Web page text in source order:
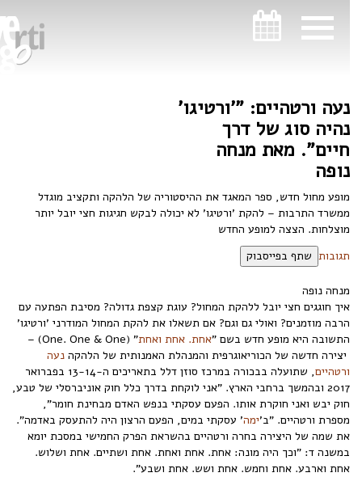
נעה ורטהיים: "'ורטיגו'
נהיה סוג של דרך
חיים". מאת מנחה
נופה
מופע מחול חדש, ספר המאגד את ההיסטוריה של הלהקה ותקציב מוגדל
ממשרד התרבות – להקת 'ורטיגו' לא יכולה לבקש חגיגות חצי יובל יותר
מוצלחות. הצצה למופע החדש
תגובות שתף בפייסבוק
מנחה נופה
איך חוגגים חצי יובל ללהקת המחול? עוגת קצפת גדולה? מסיבת הפתעה עם
הרבה מוזמנים? ואולי גם וגם? אם תשאלו את להקת המחול המודרני 'ורטיגו'
התשובה היא מופע חדש בשם "אחת. אחת ואחת
" (One. One & One) –
יצירה חדשה של הכוריאוגרפית והמנהלת האמנותית של הלהקהנעה
ורטהיים
, שתועלה בבכורה במרכז סוזן דלל בתאריכים ה-13-14 בפברואר
2017 ובהמשך ברחבי הארץ. "אני לוקחת בדרך כלל חוק אוניברסלי של טבע,
חוק יבש ואני חוקרת אותו. הפעם עסקתי בנפש האדם מבחינת חומר",
מספרת ורטהיים. "ב'ימה' עסקתי במים, הפעם הרצון היה להתעסק באדמה".
את שמה של היצירה בחרה ורטהיים בהשראת הפרק החמישי במסכת יומא
במשנה ד: "וכך היה מונה: אחת. אחת ואחת. אחת ושתיים. אחת ושלוש.
אחת וארבע. אחת וחמש. אחת ושש. אחת ושבע".